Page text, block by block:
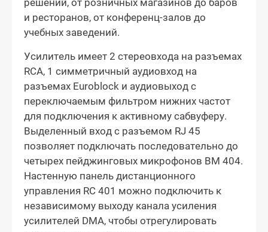
решений, от розничных магазинов до баров
и ресторанов, от конференц-залов до
учебных заведений.
Усилитель имеет 2 стереовхода на разъемах
RCA, 1 симметричный аудиовход на
разъемах Euroblock и аудиовыход с
переключаемым фильтром нижних частот
для подключения к активному сабвуферу.
Выделенный вход с разъемом RJ 45
позволяет подключать последовательно до
четырех пейджинговых микрофонов BM 404.
Настенную панель дистанционного
управления RC 401 можно подключить к
независимому выходу канала усиления
усилителей DMA, чтобы отрегулировать